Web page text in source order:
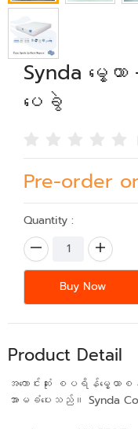
Synda မွေ့ယာ
ပေခွဲ
Pre-order
Quantity :
Buy Now
Product Detail
အကောင်းဆုံး စပရိန်မွ
အာမခံပေးသည်။ Synda